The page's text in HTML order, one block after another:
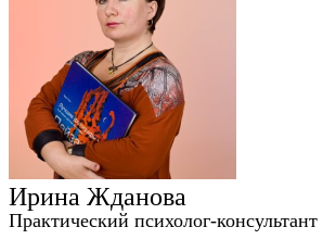
Ирина Жданова
Практический психолог-консультант